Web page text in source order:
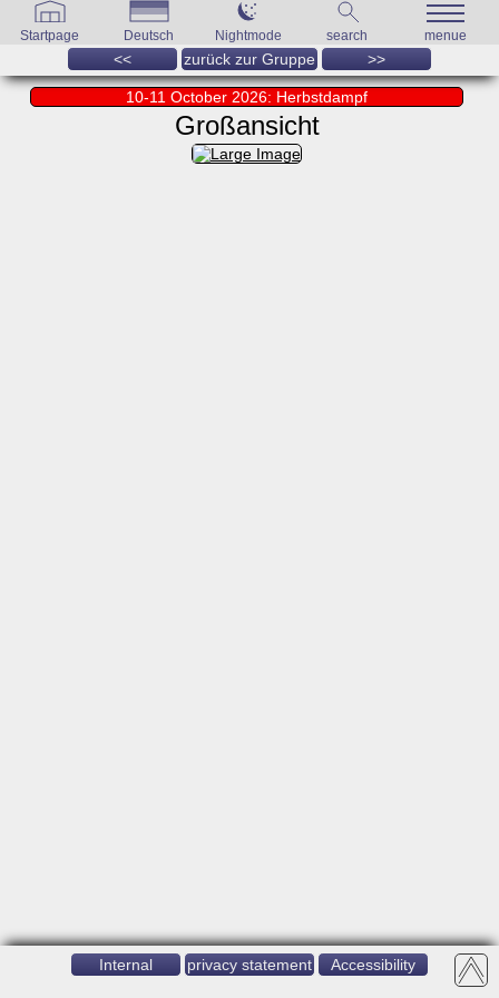
Startpage Deutsch Nightmode search menue
<< zurück zur Gruppe >>
10-11 October 2026: Herbstdampf
Großansicht
Internal privacy statement Accessibility